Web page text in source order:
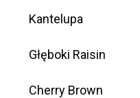
Kantelupa
Głęboki Raisin
Cherry Brown